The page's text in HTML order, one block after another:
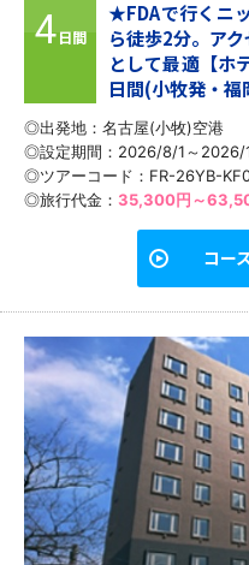
4日間
★FDAで行くニ
ら徒歩2分。ア
として最適【ホ
日間(小牧発・福
◎出発地：名古屋(小牧)空港
◎設定期間：2026/8/1～2026/
◎ツアーコード：FR-26YB-
◎旅行代金： 35,300円～
コー